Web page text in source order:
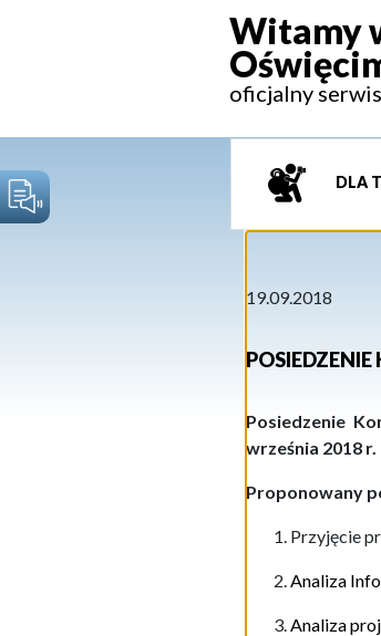
Witamy
oficjalny
DLA
19.09.2018
Posiedzenie
września 2018
Proponowany
Przyjęcie
Analiza
Analiza